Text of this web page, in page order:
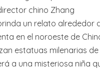
chino Zhang
un relato alrededor
en el noroeste de
estatuas milenarias de
a una misteriosa niña